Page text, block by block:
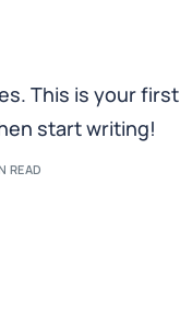
This is your first
start writing!
READ